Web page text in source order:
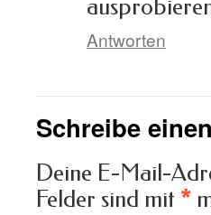
Antworten
Schreibe
Deine E-Mail-
Felder sind mit *